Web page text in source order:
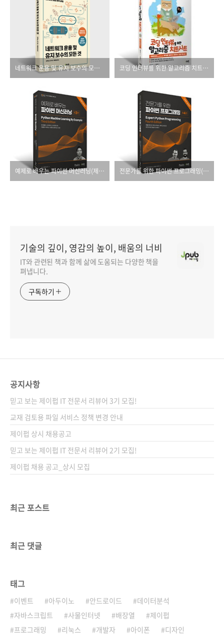
네트워크 운용 및 유지 보수의 모든 것 코딩 인터뷰를 위한 알고리즘 치트시트
예제로 배우는 파이썬 머신러닝(제3판) 전문가를 위한 파이썬 프로그래밍(제4판)
기술의 깊이, 영감의 높이, 배움의 너비
IT와 관련된 책과 함께 삶에 도움되는 다양한 책을
펴냅니다.
구독하기
공지사항
믿고 보는 제이펍 IT 전문서 리뷰어 3기 모집!
교재 검토용 파일 서비스 정책 변경 안내
제이펍 상시 채용공고
믿고 보는 제이펍 IT 전문서 리뷰어 2기 모집!
제이펍 채용 공고_상시 모집
최근 포스트
최근 댓글
태그
이벤트 아두이노 안드로이드
데이터분석
자바스크립트
사물인터넷 배장열
제이펍
프로그래밍
리눅스 개발자 아이폰 디자인